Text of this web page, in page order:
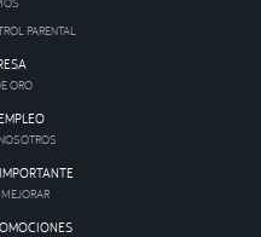
PARENTAL
ORO